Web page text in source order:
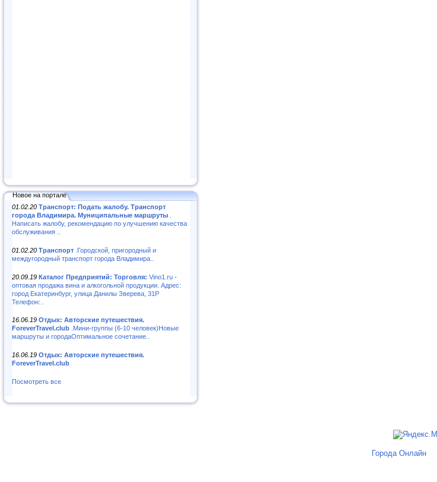
Новое на портале
01.02.20 Транспорт: Подать жалобу. Транспорт
города Владимира. Муниципальные маршруты
Написать жалобу, рекомендацию по улучшению качества
обслуживания ..
01.02.20 Транспорт .Городской, пригородный и
междугородный транспорт города Владимира..
20.09.19 Каталог Предприятий: Торговля: Vino1.ru -
оптовая продажа вина и алкогольной продукции. Адрес:
город Екатеринбург, улица Данилы Зверева, 31Р
Телефон:..
16.06.19 Отдых: Авторские путешествия.
ForeverTravel.club .Мини-группы (6-10 человек)Новые
маршруты и городаОптимальное сочетание..
16.06.19 Отдых: Авторские путешествия.
ForeverTravel.club
Посмотреть все
Города Онлайн